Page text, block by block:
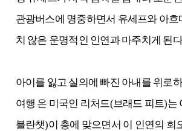
관광버스에 명중하면서 유세프와 아흐
치 않은 운명적인 인연과 마주치게 된
아이를 잃고 실의에 빠진 아내를 위로
여행 온 미국인 리처드(브래드 피트)는
블란챗)이 총에 맞으면서 이 인연의 회